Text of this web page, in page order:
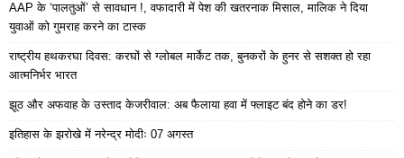
AAP के ‘पालतुओं’ से सावधान !, वफादारी में पेश की खतरनाक मिसाल, मालिक ने दिया
युवाओं को गुमराह करने का टास्क
राष्ट्रीय हथकरघा दिवस: करघों से ग्लोबल मार्केट तक, बुनकरों के हुनर से सशक्त हो रहा
आत्मनिर्भर भारत
झूठ और अफवाह के उस्ताद केजरीवाल: अब फैलाया हवा में फ्लाइट बंद होने का डर!
इतिहास के झरोखे में नरेन्द्र मोदीः 07 अगस्त